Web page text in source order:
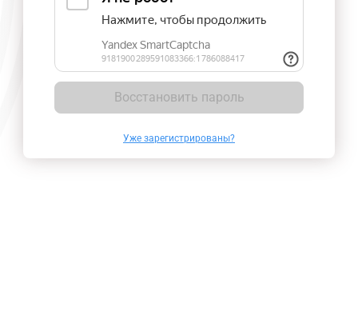
Восстановить пароль
Уже зарегистрированы?